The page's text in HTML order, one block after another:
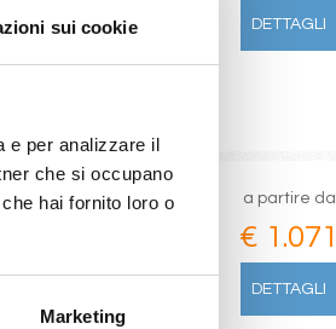
sui cookie
e per analizzare il
che si occupano
hai fornito loro o
Marketing
DETTAGLI
a partire da
€ 1.071
DETTAGLI